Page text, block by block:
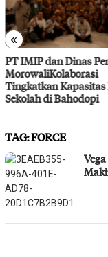
«
PT IMIP dan Dinas
MorowaliKolaborasi
Tingkatkan Kapasitas
Sekolah di Bahodopi
TAG:FORCE